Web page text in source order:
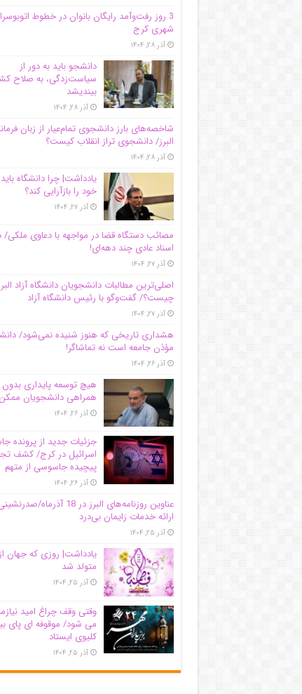
3 روز رفت‌وآمد رایگان بانوان در خطوط
شهری کرج
آذر ۲۸, ۱۴۰۴
دانشجو باید به دور از
سیاست‌زدگی، به صلاح
بیندیشد
آذر ۲۸, ۱۴۰۴
شاخصه‌های بارز دانشجوی تمام‌عیار از زبان
البرز/ دانشجوی تراز انقلاب کیست؟
آذر ۲۸, ۱۴۰۴
یادداشت| چرا دانشگاه
خود را بازآرایی کند؟
آذر ۲۷, ۱۴۰۴
مصائب دستگاه قضا در مواجهه با دعاوی ملکی/
اسناد عادی چند‌ دهه‌ای!
آذر ۲۷, ۱۴۰۴
اصلی‌ترین مطالبات دانشجویان دانشگاه آزاد
چیست؟/ گفت‌وگو با رئیس دانشگاه آز‌اد
آذر ۲۷, ۱۴۰۴
هشداری تاریخی که هنوز شنیده نمی‌شود/
مؤذن جامعه است نه تماشاگر!
آذر ۲۶, ۱۴۰۴
هیچ توسعه پایداری بدون
همراهی دانشجویان
آذر ۲۶, ۱۴۰۴
جزئیات جدید از پرونده
اسرائیل در کرج/‌ کشف
پیچیده جاسوسی از متهم
آذر ۲۶, ۱۴۰۴
عناوین روزنامه‌های البرز در ‌18 آذرماه/
ارائه خدمات زایمان بی‌درد
آذر ۲۵, ۱۴۰۴
یادداشت| روزی که جهان
متولد شد
آذر ۲۵, ۱۴۰۴
وقتی وقف چراغ امید
می شود/ موقوفه ای پای
کلیوی ایستاد
آذر ۲۵, ۱۴۰۴